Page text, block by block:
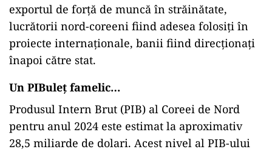
exportul de forță de muncă în străinătate,
lucrătorii nord-coreeni fiind adesea folosiți în
proiecte internaționale, banii fiind direcționați
înapoi către stat.
Un PIBuleț famelic…
Produsul Intern Brut (PIB) al Coreei de Nord
pentru anul 2024 este estimat la aproximativ
28,5 miliarde de dolari. Acest nivel al PIB-ului